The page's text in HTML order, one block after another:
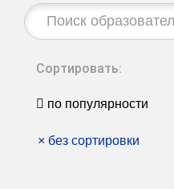
Строка
поиска:
Сортировать:
по популярности
× без сортировки